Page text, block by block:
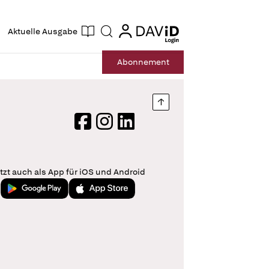
Aktuelle Ausgabe Suche login
login
Abonnement
Nach oben springen
FacebookInstagram
LinkedIn
auch als App für iOS und Android
Jetzt bei Google PlayLaden im App Store